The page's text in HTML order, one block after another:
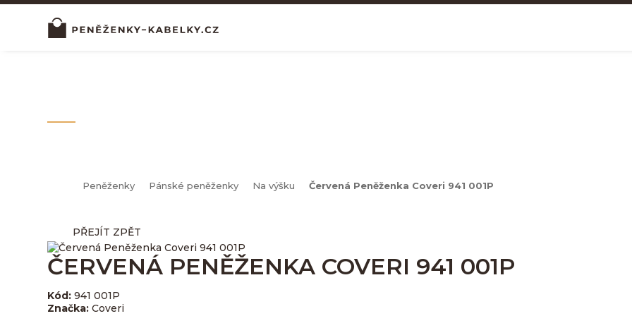
Peněženky Pánské peněženky Na výšku Červená Peněženka Coveri 941 001P
PŘEJÍT ZPĚT
ČERVENÁ PENĚŽENKA COVERI 941 001P
Kód: 941 001P
Značka: Coveri